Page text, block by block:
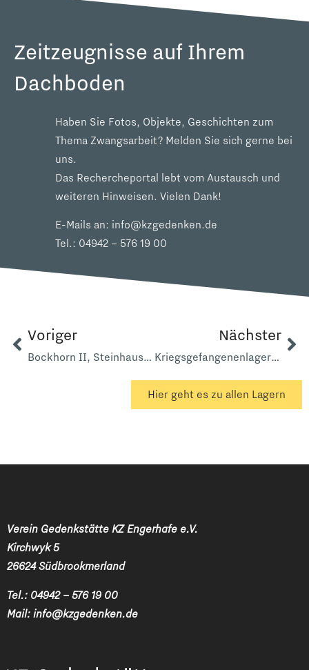
Zeitzeugnisse auf Ihrem
Dachboden
Haben Sie Fotos, Objekte, Geschichten zum
Thema Zwangsarbeit? Melden Sie sich gerne bei
uns.
Das Rechercheportal lebt vom Austausch und
weiteren Hinweisen. Vielen Dank!
E-Mails an: info@kzgedenken.de
Tel.: 04942 – 576 19 00
Voriger
Bockhorn II, Steinhauser Straße
Nächster
Kriegsgefangenenlager AK 6200 Astederfeld Gastwirtschaft Frerichs
Hier geht es zu allen Lagern
Verein Gedenkstätte KZ Engerhafe e.V.
Kirchwyk 5
26624 Südbrookmerland
Tel.: 04942 – 576 19 00
Mail: info@kzgedenken.de